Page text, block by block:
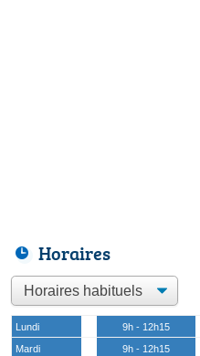
Horaires
Lundi 9h - 12h15
Mardi
9h - 12h15